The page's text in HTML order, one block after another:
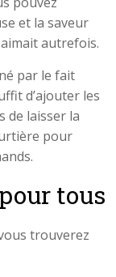
et la saveur
autrefois.
par le fait
d’ajouter les
de laisser la
pour
tous
trouverez